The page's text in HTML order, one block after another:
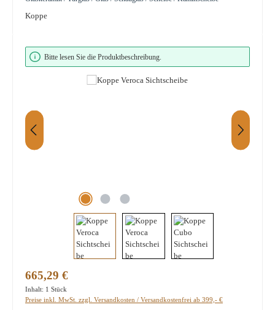
Koppe
Bildergalerie überspringen
Bitte lesen Sie die Produktbeschreibung.
Regulärer Preis:
665,29 €
Inhalt: 1 Stück
Preise inkl. MwSt. zzgl. Versandkosten / Versandkostenfrei ab 399,- €